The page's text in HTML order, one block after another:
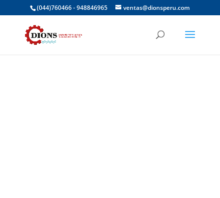
(044)760466 - 948846965 ventas@dionsperu.com